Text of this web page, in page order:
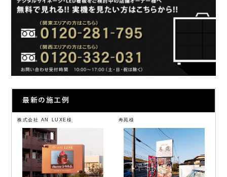
最新の施工例
株式会社 AN LUXE様 寿苑様